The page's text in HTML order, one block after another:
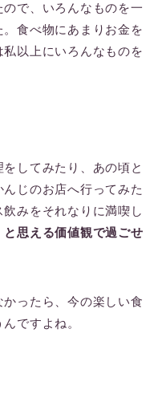
で、いろんなものを一
食べ物にあまりお金を
以上にいろんなものを
してみたり、あの頃と
じのお店へ行ってみた
みをそれなりに満喫し
と思える価値観で過ごせ
ったら、今の楽しい食
ですよね。